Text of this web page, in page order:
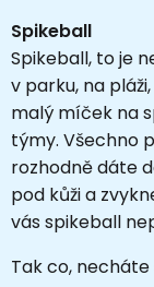
Spikeball
Spikeball, to je
v parku, na
malý míček na
týmy. Všechno
rozhodně dáte
pod kůži a
vás spikeball
Tak co,